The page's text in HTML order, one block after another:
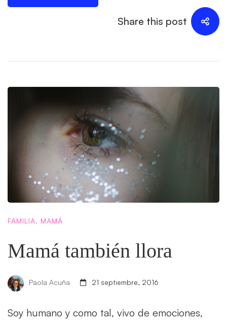
Share this post
FAMILIA, MAMÁ
Mamá también llora
Paola Acuña 21 septiembre, 2016
Soy humano y como tal, vivo de emociones,